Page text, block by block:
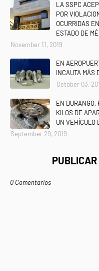
LA SSPC
POR
OCURRIDAS
ESTADO DE
November 11, 2019
EN
INCAUTA MÁS
October 03,
EN DURANGO,
KILOS DE
UN VEHÍCULO
September 29, 2019
PUBLICAR
0 Comentarios